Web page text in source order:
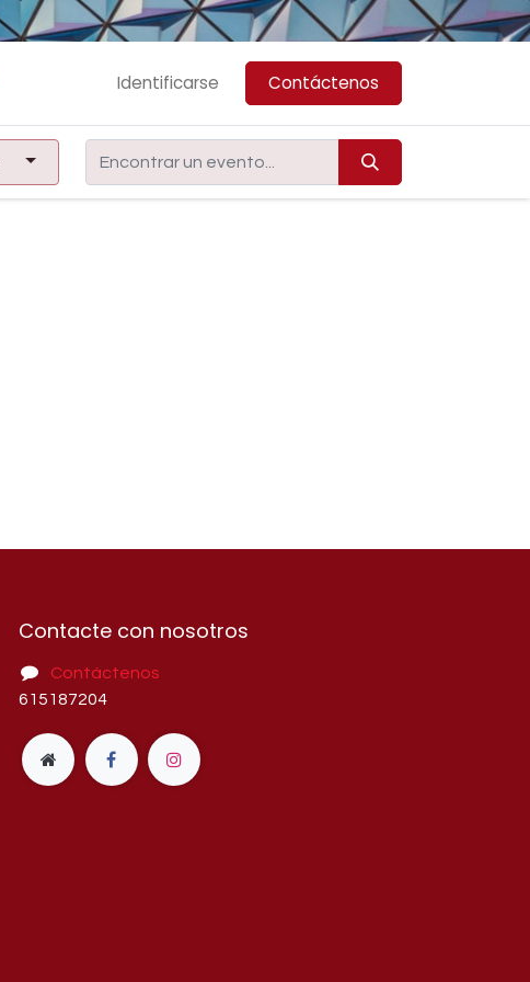
Identificarse Contáctenos
Contacte con nosotros
Contáctenos
615187204​